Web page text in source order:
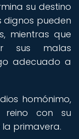
su destino
dignos pueden
mientras que
sus malas
adecuado a
homónimo,
reino con su
la primavera.